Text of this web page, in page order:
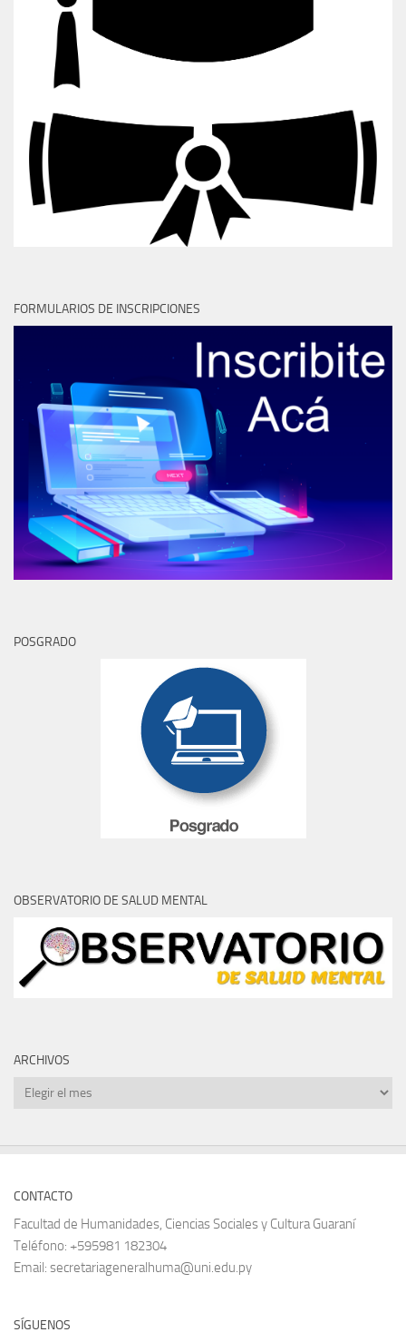
FORMULARIOS DE INSCRIPCIONES
POSGRADO
OBSERVATORIO DE SALUD MENTAL
ARCHIVOS
Archivos
CONTACTO
Facultad de Humanidades, Ciencias Sociales y Cultura Guaraní
Teléfono: +595981 182304
Email: secretariageneralhuma@uni.edu.py
SÍGUENOS